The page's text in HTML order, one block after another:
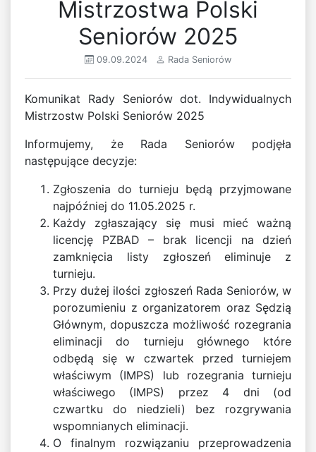
Mistrzostwa Polski
Seniorów 2025
09.09.2024 Rada Seniorów
Komunikat Rady Seniorów dot. Indywidualnych
Mistrzostw Polski Seniorów 2025
Informujemy, że Rada Seniorów podjęła
następujące decyzje:
Zgłoszenia do turnieju będą przyjmowane
najpóźniej do 11.05.2025 r.
Każdy zgłaszający się musi mieć ważną
licencję PZBAD – brak licencji na dzień
zamknięcia listy zgłoszeń eliminuje z
turnieju.
Przy dużej ilości zgłoszeń Rada Seniorów, w
porozumieniu z organizatorem oraz Sędzią
Głównym, dopuszcza możliwość rozegrania
eliminacji do turnieju głównego które
odbędą się w czwartek przed turniejem
właściwym (IMPS) lub rozegrania turnieju
właściwego (IMPS) przez 4 dni (od
czwartku do niedzieli) bez rozgrywania
wspomnianych eliminacji.
O finalnym rozwiązaniu przeprowadzenia